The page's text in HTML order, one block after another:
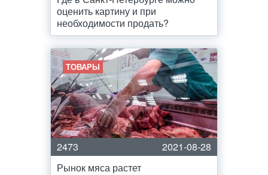
оценить картину и при
необходимости продать?
ТОВАРЫ
2473
2021-08-28
Рынок мяса растет